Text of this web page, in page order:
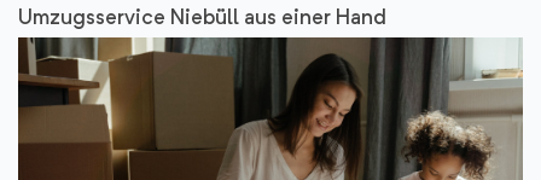
Umzugsservice Niebüll aus einer Hand